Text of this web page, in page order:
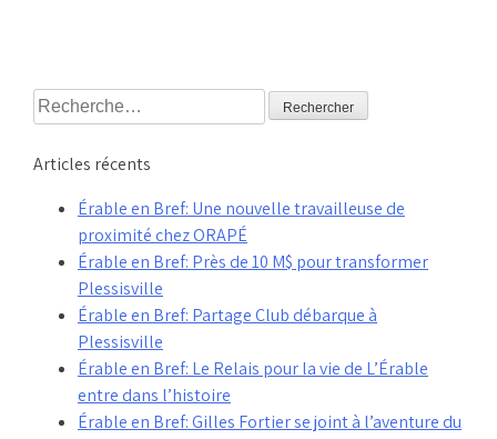
Rechercher :
Articles récents
Érable en Bref: Une nouvelle travailleuse de
proximité chez ORAPÉ
Érable en Bref: Près de 10 M$ pour transformer
Plessisville
Érable en Bref: Partage Club débarque à
Plessisville
Érable en Bref: Le Relais pour la vie de L’Érable
entre dans l’histoire
Érable en Bref: Gilles Fortier se joint à l’aventure du